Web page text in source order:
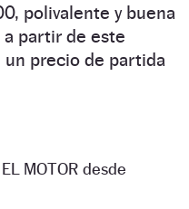
polivalente y buena
partir de este
precio de partida
MOTOR desde